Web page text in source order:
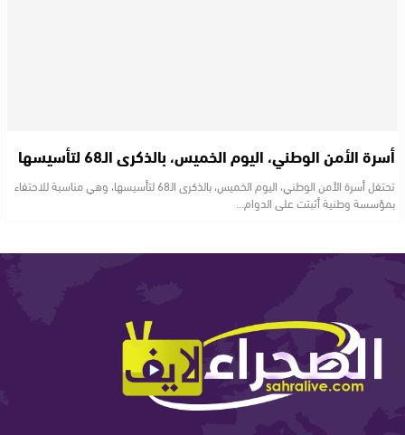
أسرة الأمن الوطني، اليوم الخميس، بالذكرى الـ68 لتأسيسها
تحتفل أسرة الأمن الوطني، اليوم الخميس، بالذكرى الـ68 لتأسيسها، وهي مناسبة للاحتفاء
بمؤسسة وطنية أثبتت على الدوام…